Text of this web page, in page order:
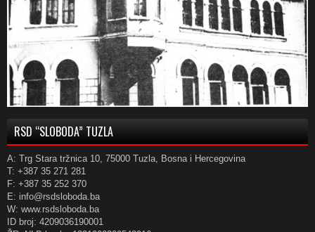
RSD “SLOBODA” TUZLA
A: Trg Stara tržnica 10, 75000 Tuzla, Bosna i Hercegovina
T: +387 35 271 281
F: +387 35 252 370
E: info@rsdsloboda.ba
W: www.rsdsloboda.ba
ID broj: 4209036190001